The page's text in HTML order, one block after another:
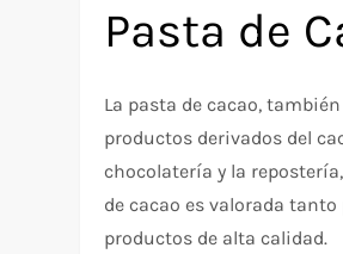
Pasta de
La pasta de cacao,
productos derivados del
chocolatería y la
de cacao es valorada
productos de alta calidad.